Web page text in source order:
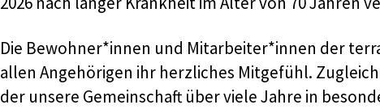
Die Bewohner*innen und Mitarbeiter*innen der
allen Angehörigen ihr herzliches Mitgefühl.
der unsere Gemeinschaft über viele Jahre in